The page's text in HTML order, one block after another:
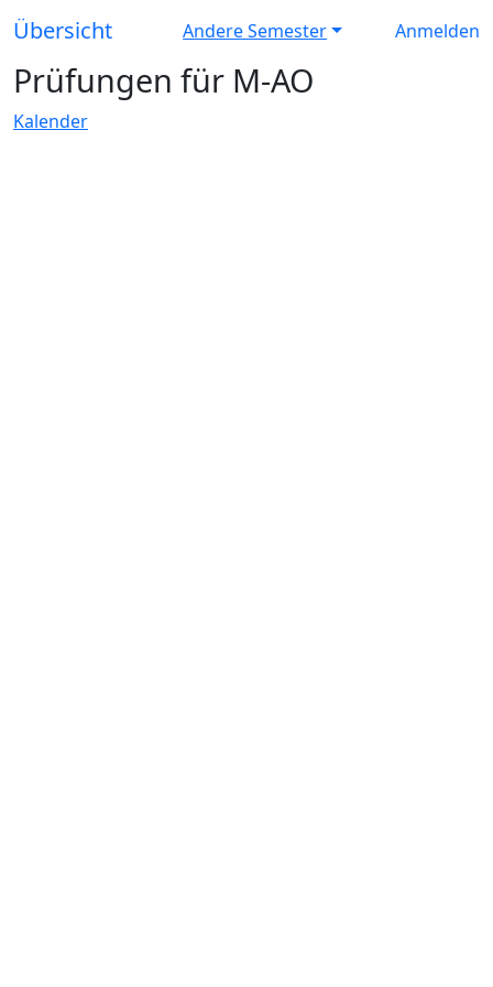
Übersicht Andere Semester Anmelden
Prüfungen für M-AO
Kalender